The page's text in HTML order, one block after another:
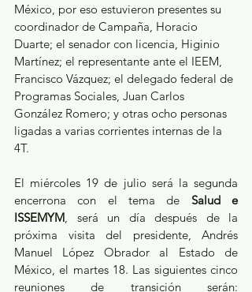
México, por eso estuvieron presentes su
coordinador de Campaña, Horacio
Duarte; el senador con licencia, Higinio
Martínez; el representante ante el IEEM,
Francisco Vázquez; el delegado federal de
Programas Sociales, Juan Carlos
González Romero; y otras ocho personas
ligadas a varias corrientes internas de la
4T.
El miércoles 19 de julio será la segunda
encerrona con el tema de Salud e
ISSEMYM , será un día después de la
próxima visita del presidente, Andrés
Manuel López Obrador al Estado de
México, el martes 18. Las siguientes cinco